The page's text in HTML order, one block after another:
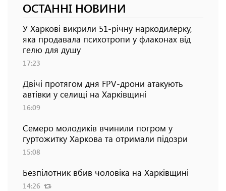
ОСТАННІ НОВИНИ
У Харкові викрили 51-річну наркодилерку,
яка продавала психотропи у флаконах від
гелю для душу
17:23
Двічі протягом дня FPV-дрони атакують
автівки у селищі на Харківщині
16:09
Семеро молодиків вчинили погром у
гуртожитку Харкова та отримали підозри
15:08
Безпілотник вбив чоловіка на Харківщині
14:26